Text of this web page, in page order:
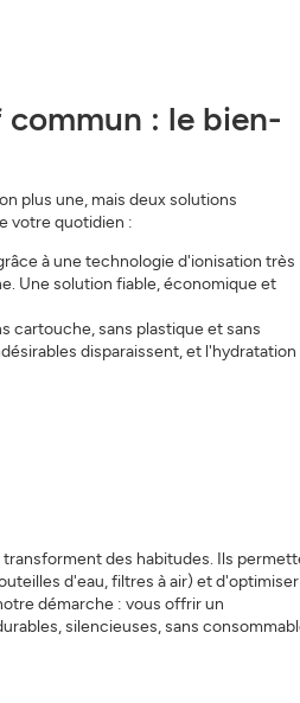
: le bien-
plus une, mais deux solutions
votre quotidien :
à une technologie d'ionisation très
Une solution fiable, économique et
cartouche, sans plastique et sans
disparaissent, et l'hydratation
des habitudes. Ils
d'eau, filtres à air) et d'optimiser
démarche : vous offrir un
silencieuses, sans